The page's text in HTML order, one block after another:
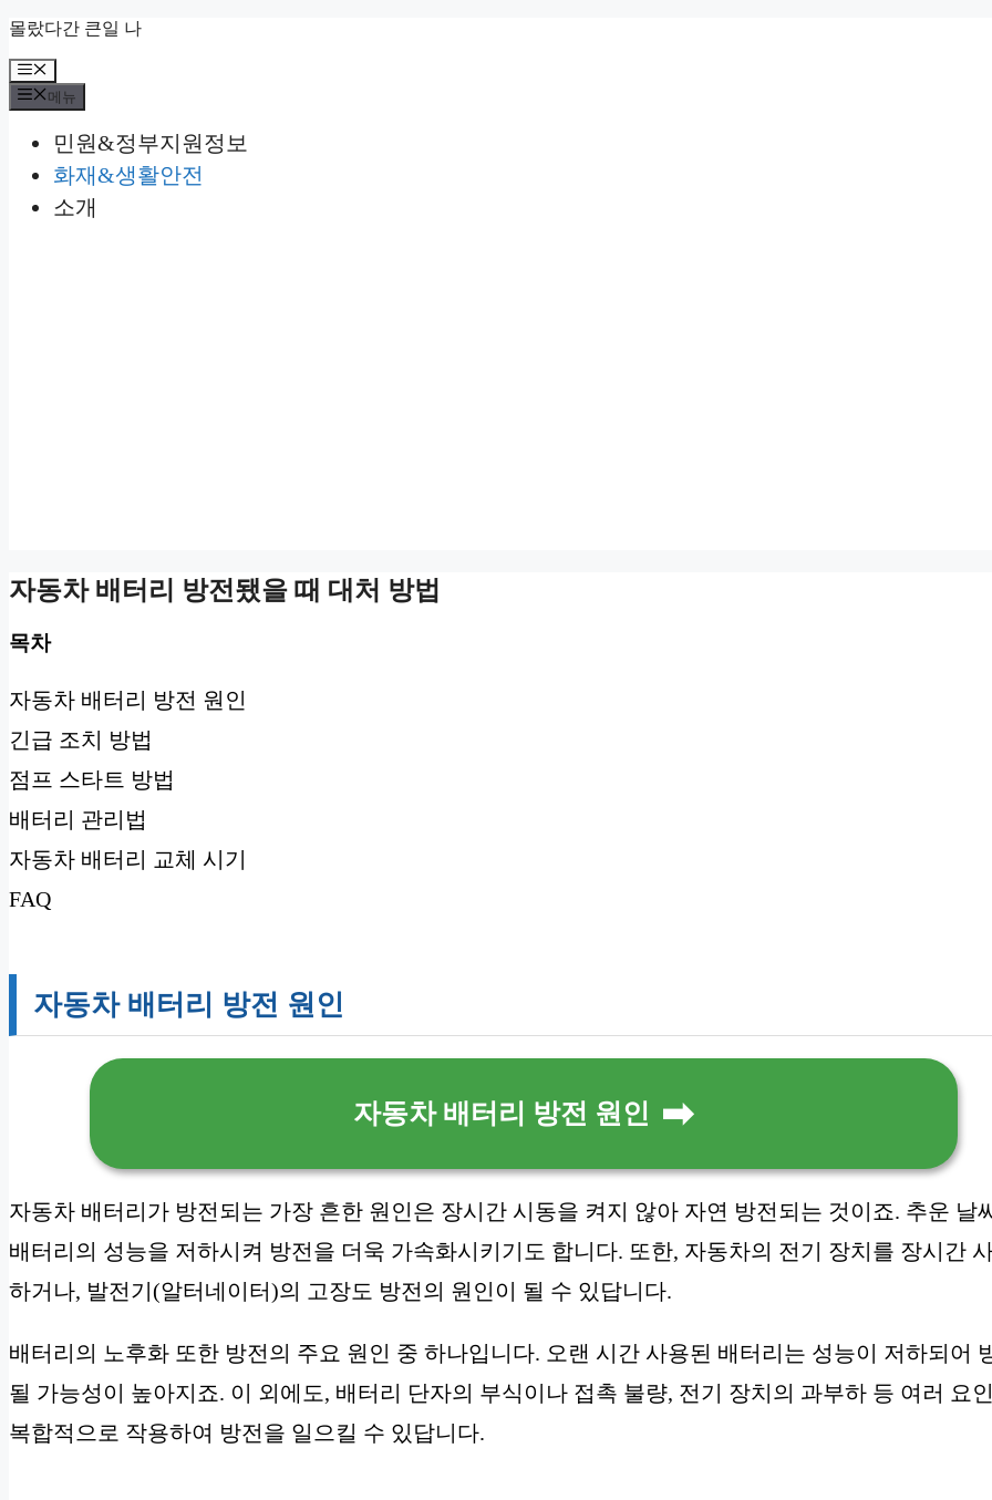
컨
츠
로
몰랐다간 큰일 나
메
뉴
메뉴
민원&정부지원정보
화재&생활안전
소개
자동차 배터리 방전됐을 때 대처 방법
목차
자동차 배터리 방전 원인
긴급 조치 방법
점프 스타트 방법
배터리 관리법
자동차 배터리 교체 시기
FAQ
자동차 배터리 방전 원인
자동차 배터리 방전 원인
자동차 배터리가 방전되는 가장 흔한 원인은 장시간 시동을 켜지 않아 자연 방전되는 것이죠. 추운 날
배터리의 성능을 저하시켜 방전을 더욱 가속화시키기도 합니다. 또한, 자동차의 전기 장치를 장시간
하거나, 발전기(알터네이터)의 고장도 방전의 원인이 될 수 있답니다.
배터리의 노후화 또한 방전의 주요 원인 중 하나입니다. 오랜 시간 사용된 배터리는 성능이 저하되어
될 가능성이 높아지죠. 이 외에도, 배터리 단자의 부식이나 접촉 불량, 전기 장치의 과부하 등 여러 요
복합적으로 작용하여 방전을 일으킬 수 있답니다.